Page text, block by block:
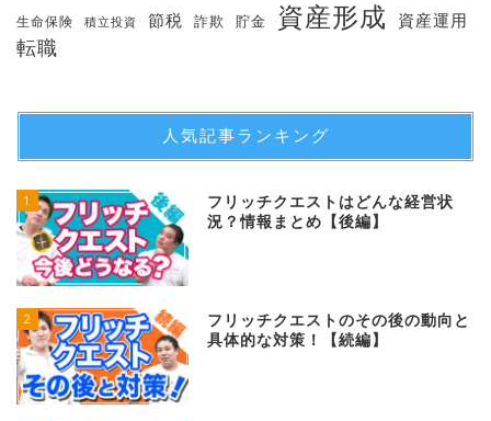
生命保険 積立投資 節税 詐欺 貯金 資産形成 資産運用
転職
人気記事ランキング
1
フリッチクエストはどんな経営状
況？情報まとめ【後編】
2
フリッチクエストのその後の動向と
具体的な対策！【続編】